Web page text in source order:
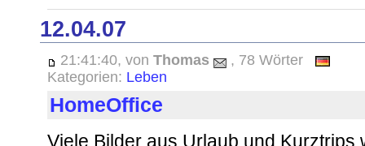
12.04.07
21:41:40, von Thomas
, 78 Wörter
Kategorien: Leben
HomeOffice
Viele Bilder aus Urlaub und Kurztrips